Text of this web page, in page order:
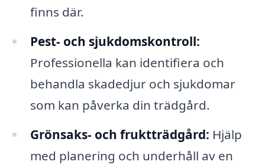
finns där.
Pest- och sjukdomskontroll:
Professionella kan identifiera och
behandla skadedjur och sjukdomar
som kan påverka din trädgård.
Grönsaks- och fruktträdgård: Hjälp
med planering och underhåll av en